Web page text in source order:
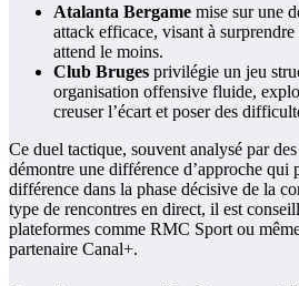
Atalanta Bergame mise sur une
attack efficace, visant à
attend le moins.
Club Bruges privilégie un jeu
organisation offensive fluide,
creuser l’écart et poser des
Ce duel tactique, souvent analysé par
démontre une différence d’approche qui
différence dans la phase décisive de la
type de rencontres en direct, il est
plateformes comme RMC Sport ou
partenaire Canal+.